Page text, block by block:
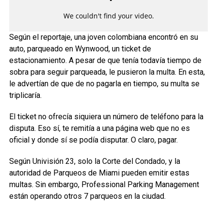
Según el reportaje, una joven colombiana encontró en su
auto, parqueado en Wynwood, un ticket de
estacionamiento. A pesar de que tenía todavía tiempo de
sobra para seguir parqueada, le pusieron la multa. En esta,
le advertían de que de no pagarla en tiempo, su multa se
triplicaría.
El ticket no ofrecía siquiera un número de teléfono para la
disputa. Eso sí, te remitía a una página web que no es
oficial y donde sí se podía disputar. O claro, pagar.
Según Univisión 23, solo la Corte del Condado, y la
autoridad de Parqueos de Miami pueden emitir estas
multas. Sin embargo, Professional Parking Management
están operando otros 7 parqueos en la ciudad.